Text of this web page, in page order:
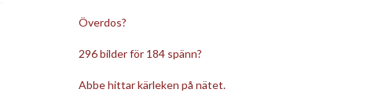
Överdos?
296 bilder för 184 spänn?
Abbe hittar kärleken på nätet.